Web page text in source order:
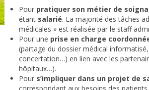
Pour pratiquer son métier de
étant salarié. La majorité des tâches
médicales » est réalisée par le staff
Pour une prise en charge
(partage du dossier médical
concertation…) en lien avec les
hôpitaux…).
Pour s’impliquer dans un projet de